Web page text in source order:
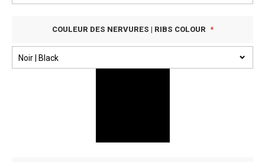
COULEUR DES NERVURES | RIBS COLOUR